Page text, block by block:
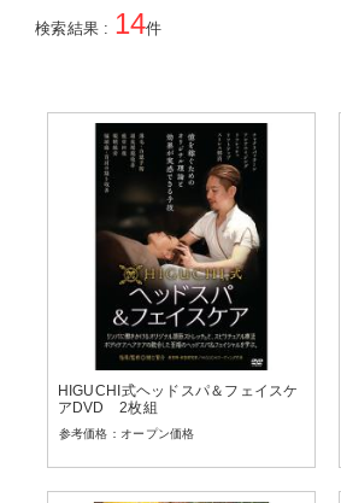
検索結果 : 14件
HIGUCHI式ヘッドスパ＆フェイスケ
アDVD 2枚組
オープン価格